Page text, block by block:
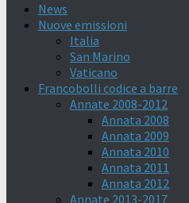
News
Nuove emissioni
Italia
San Marino
Vaticano
Francobolli codice a barre
Annate 2008-2012
Annata 2008
Annata 2009
Annata 2010
Annata 2011
Annata 2012
Annate 2013-2017